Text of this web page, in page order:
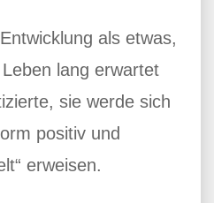
als etwas,
lang erwartet
sie werde sich
positiv und
erweisen.